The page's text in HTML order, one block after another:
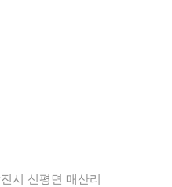
시 신평면 매산리